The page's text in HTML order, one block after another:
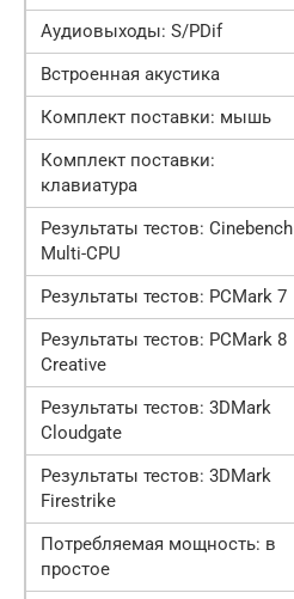
Аудиовыходы: S/PDif
Встроенная акустика
Комплект поставки: мышь
Комплект поставки:
клавиатура
Результаты тестов: Cinebench
Multi-CPU
Результаты тестов: PCMark 7
Результаты тестов: PCMark 8
Creative
Результаты тестов: 3DMark
Cloudgate
Результаты тестов: 3DMark
Firestrike
Потребляемая мощность: в
простое